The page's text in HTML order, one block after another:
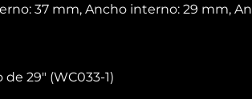
37 mm, Ancho interno: 29 mm,
29″ (WC033-1)